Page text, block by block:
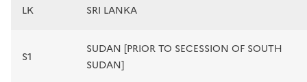
LK SRI LANKA
S1
SUDAN [PRIOR TO SECESSION OF SOUTH
SUDAN]